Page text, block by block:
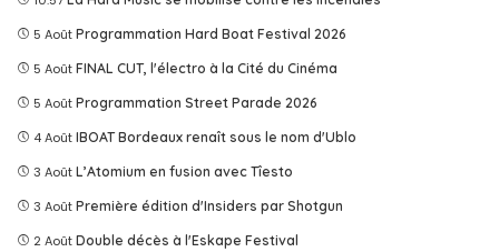
5 Août Programmation Hard Boat Festival 2026
5 Août FINAL CUT, l'électro à la Cité du Cinéma
5 Août Programmation Street Parade 2026
4 Août IBOAT Bordeaux renaît sous le nom d'Ublo
3 Août L’Atomium en fusion avec Tîesto
3 Août Première édition d'Insiders par Shotgun
2 Août Double décès à l'Eskape Festival